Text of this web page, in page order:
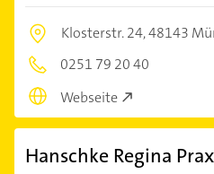
Klosterstr. 24,48143
0251 79 20 40
Webseite
Hanschke Regina